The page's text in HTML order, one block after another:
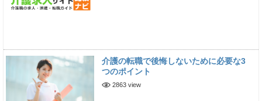
介護の転職で後悔しないために必要な3
つのポイント
2863 view